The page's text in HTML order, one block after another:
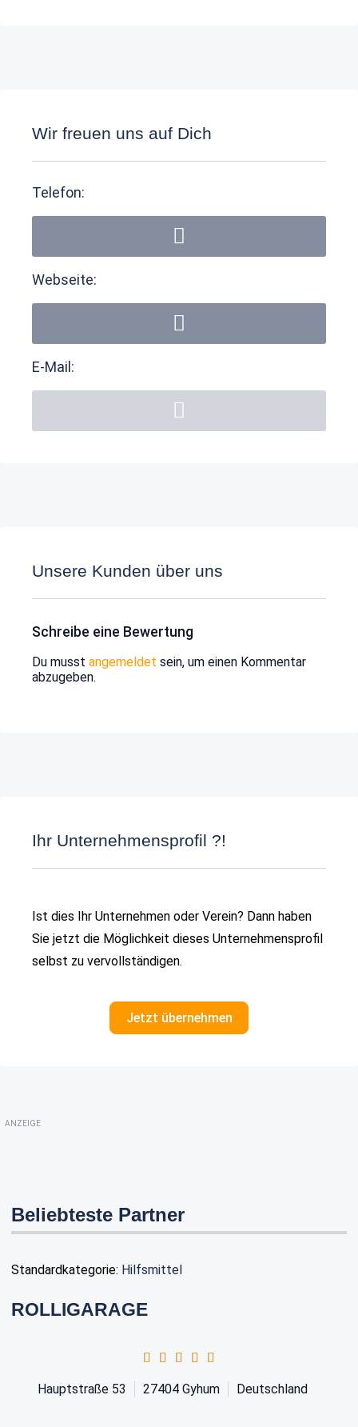
Wir freuen uns auf Dich
Telefon:
Webseite:
E-Mail:
Unsere Kunden über uns
Schreibe eine Bewertung
Du musst angemeldet sein, um einen Kommentar
abzugeben.
Ihr Unternehmensprofil ?!
Ist dies Ihr Unternehmen oder Verein? Dann haben
Sie jetzt die Möglichkeit dieses Unternehmensprofil
selbst zu vervollständigen.
Jetzt übernehmen
ANZEIGE
Beliebteste Partner
Standardkategorie: Hilfsmittel
ROLLIGARAGE
Hauptstraße 53 27404 Gyhum Deutschland